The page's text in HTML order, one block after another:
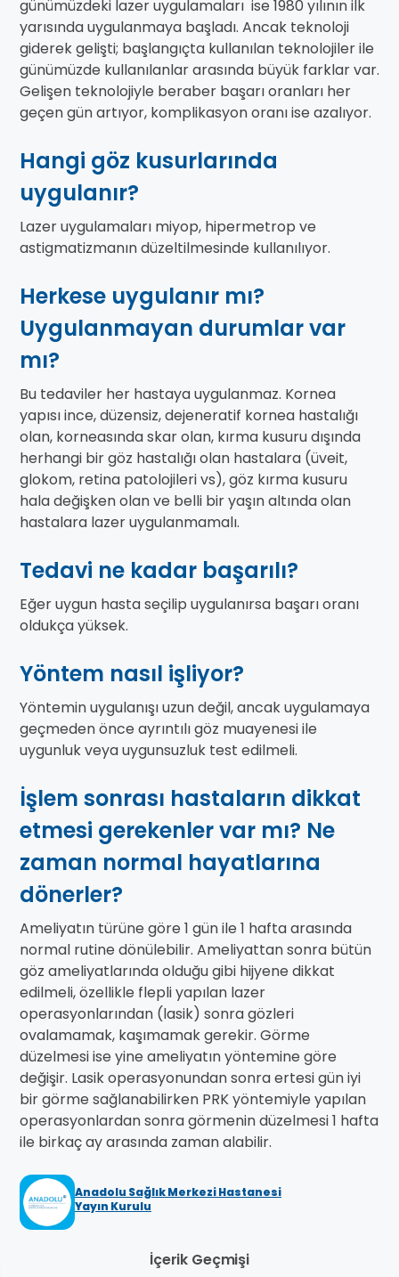
günümüzdeki lazer uygulamaları ise 1980 yılının ilk
yarısında uygulanmaya başladı. Ancak teknoloji
giderek gelişti; başlangıçta kullanılan teknolojiler ile
günümüzde kullanılanlar arasında büyük farklar var.
Gelişen teknolojiyle beraber başarı oranları her
geçen gün artıyor, komplikasyon oranı ise azalıyor.
Hangi göz kusurlarında
uygulanır?
Lazer uygulamaları miyop, hipermetrop ve
astigmatizmanın düzeltilmesinde kullanılıyor.
Herkese uygulanır mı?
Uygulanmayan durumlar var
mı?
Bu tedaviler her hastaya uygulanmaz. Kornea
yapısı ince, düzensiz, dejeneratif kornea hastalığı
olan, korneasında skar olan, kırma kusuru dışında
herhangi bir göz hastalığı olan hastalara (üveit,
glokom, retina patolojileri vs), göz kırma kusuru
hala değişken olan ve belli bir yaşın altında olan
hastalara lazer uygulanmamalı.
Tedavi ne kadar başarılı?
Eğer uygun hasta seçilip uygulanırsa başarı oranı
oldukça yüksek.
Yöntem nasıl işliyor?
Yöntemin uygulanışı uzun değil, ancak uygulamaya
geçmeden önce ayrıntılı göz muayenesi ile
uygunluk veya uygunsuzluk test edilmeli.
İşlem sonrası hastaların dikkat
etmesi gerekenler var mı? Ne
zaman normal hayatlarına
dönerler?
Ameliyatın türüne göre 1 gün ile 1 hafta arasında
normal rutine dönülebilir. Ameliyattan sonra bütün
göz ameliyatlarında olduğu gibi hijyene dikkat
edilmeli, özellikle flepli yapılan lazer
operasyonlarından (lasik) sonra gözleri
ovalamamak, kaşımamak gerekir. Görme
düzelmesi ise yine ameliyatın yöntemine göre
değişir. Lasik operasyonundan sonra ertesi gün iyi
bir görme sağlanabilirken PRK yöntemiyle yapılan
operasyonlardan sonra görmenin düzelmesi 1 hafta
ile birkaç ay arasında zaman alabilir.
Anadolu Sağlık Merkezi Hastanesi
Yayın Kurulu
İçerik Geçmişi